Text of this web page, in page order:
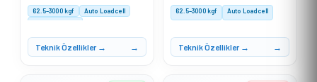
62.5–3000 kgf
Auto Loadcell
XACT Software
Teknik Özellikler →
62.5–3000 kgf Auto Loadcell
Teknik Özellikler →